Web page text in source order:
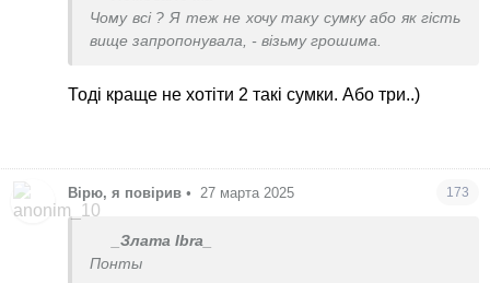
Чому всі ? Я теж не хочу таку сумку або як гість
вище запропонувала, - візьму грошима.
Тоді краще не хотіти 2 такі сумки. Або три..)
Вірю, я повірив • 27 марта 2025 173
_Злата Ibra_
Понты